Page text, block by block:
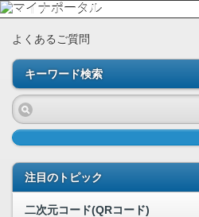
よくあるご質問
キーワード検索
注目のトピック
二次元コード(QRコード)